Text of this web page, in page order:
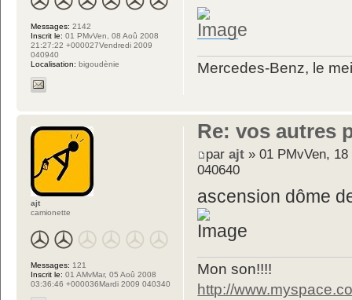
Mercedes-Benz, le
Messages: 2142
Inscrit le: 01 PMvVen, 08 Aoû 2008
21:27:22 +000027Vendredi 2009
040940
Localisation: bigoudènie
Re: vos autres
parajt » 01 PMvVen,
040640
ascension dôme
Mon son!!!!
http://
ajt
camionette
Messages: 121
Inscrit le: 01 AMvMar, 05 Aoû 2008
03:36:46 +000036Mardi 2009 040340